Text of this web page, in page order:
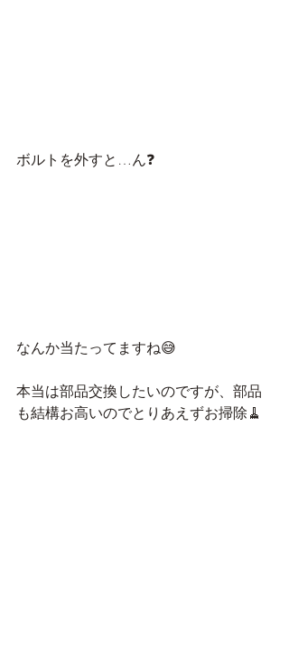
ボルトを外すと…ん❓
なんか当たってますね😅
本当は部品交換したいのですが、部品
も結構お高いのでとりあえずお掃除🧹